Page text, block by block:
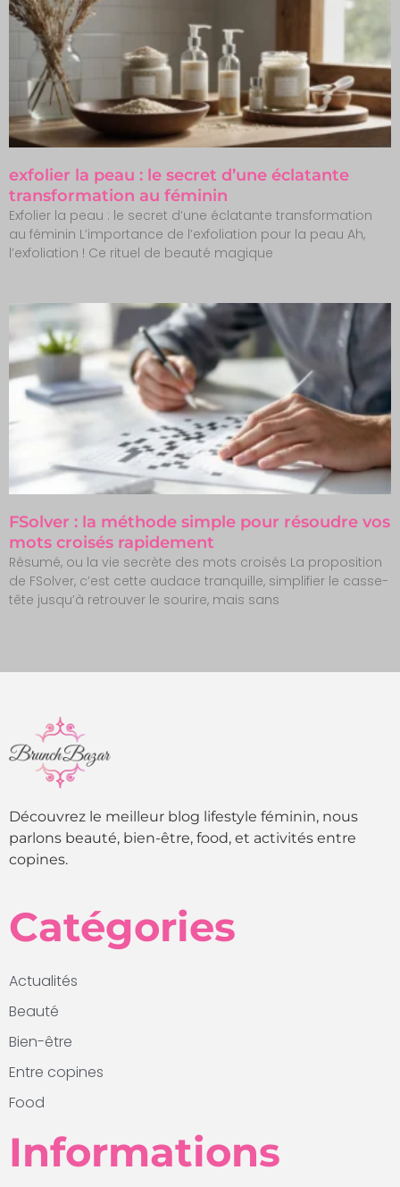
exfolier la peau : le secret d’une éclatante
transformation au féminin
Exfolier la peau : le secret d’une éclatante transformation
au féminin L’importance de l’exfoliation pour la peau Ah,
l’exfoliation ! Ce rituel de beauté magique
FSolver : la méthode simple pour résoudre vos
mots croisés rapidement
Résumé, ou la vie secrète des mots croisés La proposition
de FSolver, c’est cette audace tranquille, simplifier le casse-
tête jusqu’à retrouver le sourire, mais sans
Découvrez le meilleur blog lifestyle féminin, nous
parlons beauté, bien-être, food, et activités entre
copines.
Catégories
Actualités
Beauté
Bien-être
Entre copines
Food
Informations